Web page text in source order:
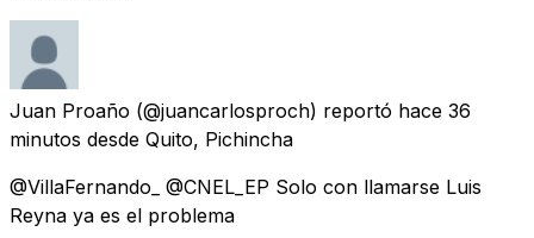
Juan Proaño (@juancarlosproch) reportó hace 36
minutos desde Quito, Pichincha
@VillaFernando_ @CNEL_EP Solo con llamarse Luis
Reyna ya es el problema